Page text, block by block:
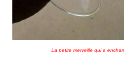
La petite merveille qui a